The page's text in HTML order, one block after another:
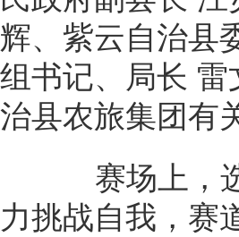
辉、紫云自治县
组书记、局长
治县农旅集团有
赛场上，选
力挑战自我，赛